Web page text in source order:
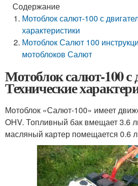
Содержание
Мотоблок салют-100 с
характеристики
Мотоблок Салют 100
мотоблоков Салют
Мотоблок салют-100 с
Технические
Мотоблок «Салют-100» имеет
OHV. Топливный бак вмещает 3.6
масляный картер помещается 0.6